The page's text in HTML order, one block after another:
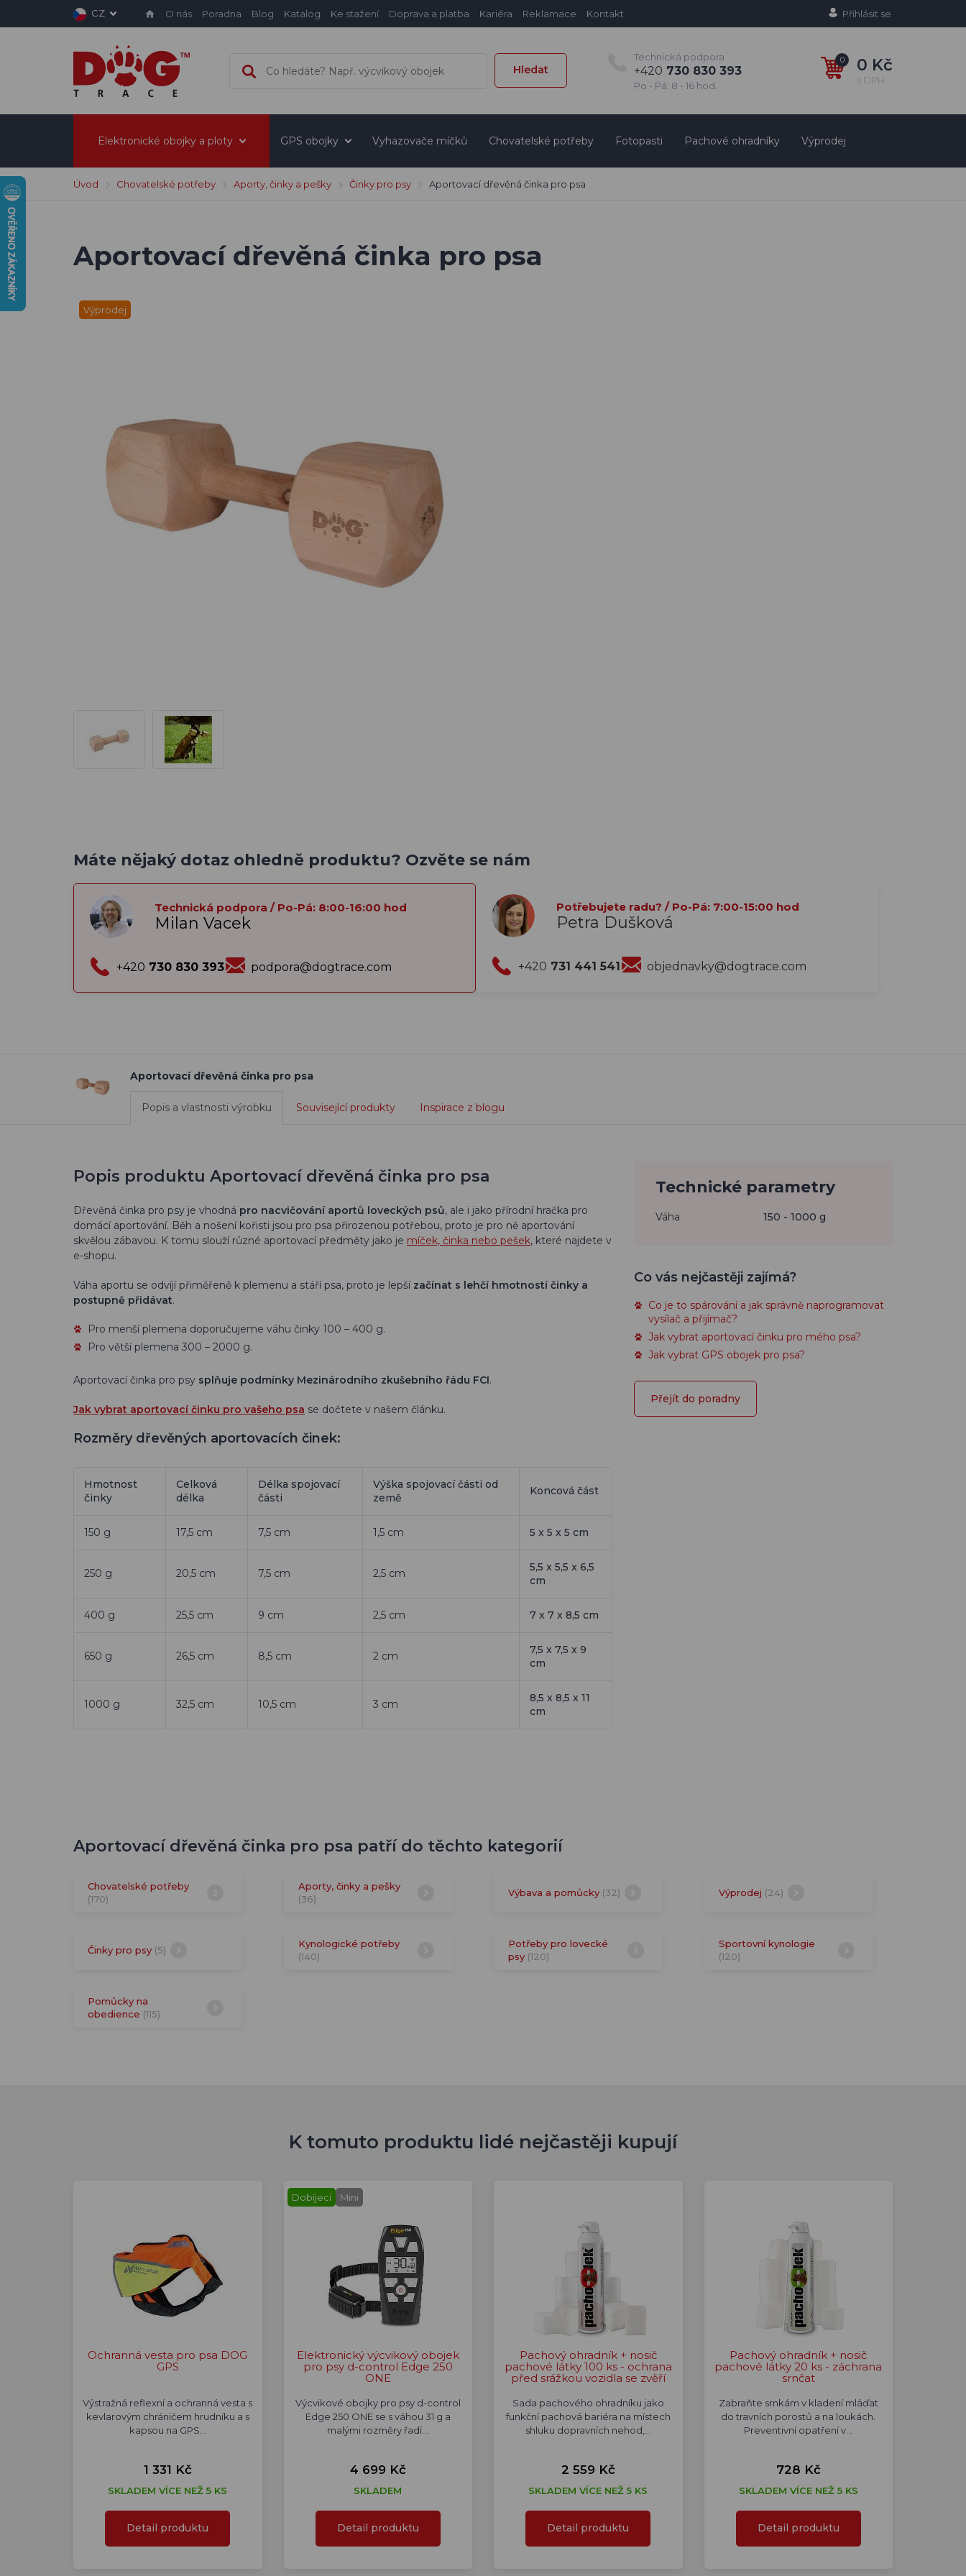
CZ O nás Poradna Blog Katalog Ke stažení Doprava a platba Kariéra Reklamace Kontakt Přihlásit se
Hledat
Technická podpora
+420 730 830 393
Po - Pá: 8 - 16 hod.
0 0 Kč
s DPH
Elektronické obojky a ploty GPS obojky Vyhazovače míčků Chovatelské potřeby Fotopasti Pachové ohradníky Výprodej
Úvod Chovatelské potřeby Aporty, činky a pešky Činky pro psy Aportovací dřevěná činka pro psa
Aportovací dřevěná činka pro psa
Výprodej
Máte nějaký dotaz ohledně produktu? Ozvěte se nám
Technická podpora / Po-Pá: 8:00-16:00 hod
Milan Vacek
+420 730 830 393 podpora@dogtrace.com
Potřebujete radu? / Po-Pá: 7:00-15:00 hod
Petra Dušková
+420 731 441 541 objednavky@dogtrace.com
Aportovací dřevěná činka pro psa
Popis a vlastnosti výrobku Související produkty Inspirace z blogu
Popis produktu Aportovací dřevěná činka pro psa
Dřevěná činka pro psy je vhodná pro nacvičování aportů loveckých psů, ale i jako přírodní hračka pro
domácí aportování. Běh a nošení kořisti jsou pro psa přirozenou potřebou, proto je pro ně aportování
skvělou zábavou. K tomu slouží různé aportovací předměty jako je míček, činka nebo pešek, které najdete v
e-shopu.
Váha aportu se odvíjí přiměřeně k plemenu a stáří psa, proto je lepší začínat s lehčí hmotností činky a
postupně přidávat.
Pro menší plemena doporučujeme váhu činky 100 – 400 g.
Pro větší plemena 300 – 2000 g.
Aportovací činka pro psy splňuje podmínky Mezinárodního zkušebního řádu FCI.
Jak vybrat aportovací činku pro vašeho psa se dočtete v našem článku.
Rozměry dřevěných aportovacích činek:
Hmotnost
činky
Celková
délka
Délka spojovací
části
Výška spojovací části od
země
Koncová část
150 g 17,5 cm 7,5 cm 1,5 cm 5 x 5 x 5 cm
250 g 20,5 cm 7,5 cm 2,5 cm
5,5 x 5,5 x 6,5
cm
400 g 25,5 cm 9 cm 2,5 cm 7 x 7 x 8,5 cm
650 g 26,5 cm 8,5 cm 2 cm
7,5 x 7,5 x 9
cm
1000 g 32,5 cm 10,5 cm 3 cm
8,5 x 8,5 x 11
cm
Technické parametry
Váha 150 - 1000 g
Co vás nejčastěji zajímá?
Co je to spárování a jak správně naprogramovat
vysílač a přijímač?
Jak vybrat aportovací činku pro mého psa?
Jak vybrat GPS obojek pro psa?
Přejít do poradny
Aportovací dřevěná činka pro psa patří do těchto kategorií
Chovatelské potřeby
(170)
Aporty, činky a pešky
(36)
Výbava a pomůcky (32) Výprodej (24)
Činky pro psy (5)
Kynologické potřeby
(140)
Potřeby pro lovecké
psy (120)
Sportovní kynologie
(120)
Pomůcky na
obedience (115)
K tomuto produktu lidé nejčastěji kupují
Ochranná vesta pro psa DOG
GPS
Výstražná reflexní a ochranná vesta s
kevlarovým chráničem hrudníku a s
kapsou na GPS…
1 331 Kč
SKLADEM VÍCE NEŽ 5 KS
Detail produktu
Dobíjecí Mini
Elektronický výcvikový obojek
pro psy d-control Edge 250
ONE
Výcvikové obojky pro psy d-control
Edge 250 ONE se s váhou 31 g a
malými rozměry řadí…
4 699 Kč
SKLADEM
Detail produktu
Pachový ohradník + nosič
pachové látky 100 ks - ochrana
před srážkou vozidla se zvěří
Sada pachového ohradníku jako
funkční pachová bariéra na místech
shluku dopravních nehod,…
2 559 Kč
SKLADEM VÍCE NEŽ 5 KS
Detail produktu
Pachový ohradník + nosič
pachové látky 20 ks - záchrana
srnčat
Zabraňte srnkám v kladení mláďat
do travních porostů a na loukách.
Preventivní opatření v…
728 Kč
SKLADEM VÍCE NEŽ 5 KS
Detail produktu